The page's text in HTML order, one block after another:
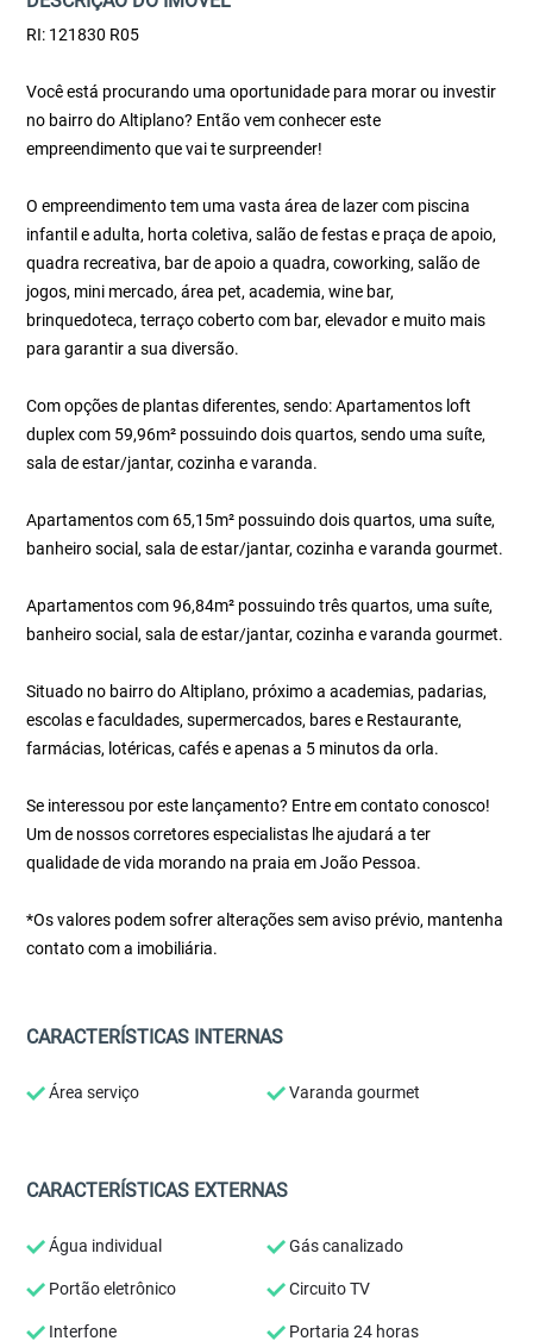
RI: 121830 R05
Você está procurando uma oportunidade para morar ou investir
no bairro do Altiplano? Então vem conhecer este
empreendimento que vai te surpreender!
O empreendimento tem uma vasta área de lazer com piscina
infantil e adulta, horta coletiva, salão de festas e praça de apoio,
quadra recreativa, bar de apoio a quadra, coworking, salão de
jogos, mini mercado, área pet, academia, wine bar,
brinquedoteca, terraço coberto com bar, elevador e muito mais
para garantir a sua diversão.
Com opções de plantas diferentes, sendo: Apartamentos loft
duplex com 59,96m² possuindo dois quartos, sendo uma suíte,
sala de estar/jantar, cozinha e varanda.
Apartamentos com 65,15m² possuindo dois quartos, uma suíte,
banheiro social, sala de estar/jantar, cozinha e varanda gourmet.
Apartamentos com 96,84m² possuindo três quartos, uma suíte,
banheiro social, sala de estar/jantar, cozinha e varanda gourmet.
Situado no bairro do Altiplano, próximo a academias, padarias,
escolas e faculdades, supermercados, bares e Restaurante,
farmácias, lotéricas, cafés e apenas a 5 minutos da orla.
Se interessou por este lançamento? Entre em contato conosco!
Um de nossos corretores especialistas lhe ajudará a ter
qualidade de vida morando na praia em João Pessoa.
*Os valores podem sofrer alterações sem aviso prévio, mantenha
contato com a imobiliária.
CARACTERÍSTICAS INTERNAS
Área serviço Varanda gourmet
CARACTERÍSTICAS EXTERNAS
Água individual Gás canalizado
Portão eletrônico Circuito TV
Interfone Portaria 24 horas